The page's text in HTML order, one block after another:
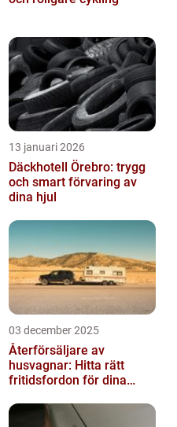
13 januari 2026
Däckhotell Örebro: trygg
och smart förvaring av
dina hjul
03 december 2025
Återförsäljare av
husvagnar: Hitta rätt
fritidsfordon för dina